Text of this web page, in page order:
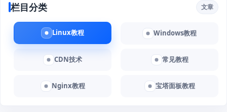
栏目分类 文章
Linux教程 Windows教程
CDN技术 常见教程
Nginx教程 宝塔面板教程